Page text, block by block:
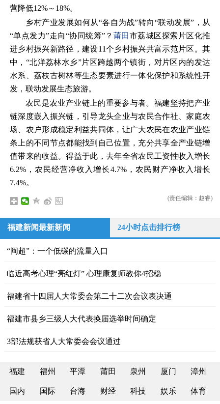
营降低12%～18%。
乡村产业发展如何从“各自为战”转向“联动发展”，从
“单点发力”走向“协同统筹”？ 莆田 市荔城区探索片区化推
进乡村振兴新路径，建设11个乡村振兴共富示范片区。其
中，“北洋荔林水乡”片区跨越两个镇街，对片区内的发达
水系、荔枝古树林等生态要素进行一体化保护和系统性开
发，联动发展生态旅游。
农民是农业产业链上的重要参与者。福建坚持把产业
链深度嵌入振兴链，引导龙头企业与农民合作社、家庭农
场、农户形成稳定利益共同体，让广大农民在农业产业链
条上的不同节点都能找到自己位置，充分共享全产业链增
值带来的收益。得益于此，去年全省农民工资性收入增长
6.2%，农民经营净收入增长4.7%，农民财产净收入增长
7.4%。
(责任编辑：赵睿)
福建新闻最新新闻 24小时点击排行榜
“闽超”：一个低碳的流量入口
临近高考心理“亮红灯” 心理康复师教你4招稳
福建省十四届人大常委会第二十二次会议表决通
福建市县乡三级人大代表换届选举时间确定
3部法规获省人大常委会会议通过
福建 福州 平潭 莆田 泉州 厦门 漳州
国内 国际 台海 财经 科技 娱乐 体育